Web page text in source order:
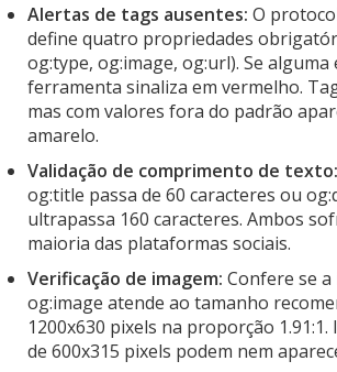
Alertas de tags ausentes: O
define quatro propriedades
og:type, og:image, og:url). Se
ferramenta sinaliza em vermelho.
mas com valores fora do padrão
amarelo.
Validação de comprimento de texto:
og:title passa de 60 caracteres ou
ultrapassa 160 caracteres. Ambos
maioria das plataformas sociais.
Verificação de imagem: Confere se a
og:image atende ao tamanho
1200x630 pixels na proporção
de 600x315 pixels podem nem